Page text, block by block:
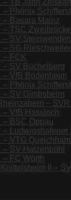
– Phönix
– Basara Mainz
– TSC
– SV Steinwenden
– SG Rieschweiler
– FCK
– SV Büchelberg
– VfB Bodenheim
– Phönix
– SV Gimbsheim
–
– VfB Hassloch
– BSC Oppau
– Ludwigshafener
– VTG
– SV Hatzenbühl
– FC Wörth
II –